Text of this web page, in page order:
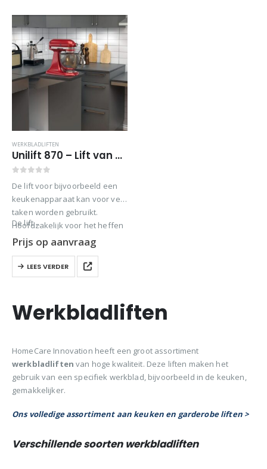
worden. Voorbeeld van
gebruik kan een…
WERKBLADLIFTEN
Unilift 870 – Lift van keukenapparaten
De lift voor bijvoorbeeld een
keukenapparaat kan voor vele
taken worden gebruikt.
Hoofdzakelijk voor het heffen
van verschillende soorten
voedselverwerkende
machines. Maar ook voor
frisdrankkratten. magnetrons
De lift…
Prijs op aanvraag
LEES VERDER
Werkbladliften
HomeCare Innovation heeft een groot assortiment
werkbladliften van hoge kwaliteit. Deze liften maken het
gebruik van een specifiek werkblad, bijvoorbeeld in de keuken,
gemakkelijker.
Ons volledige assortiment aan keuken en garderobe liften >
Verschillende soorten werkbladliften